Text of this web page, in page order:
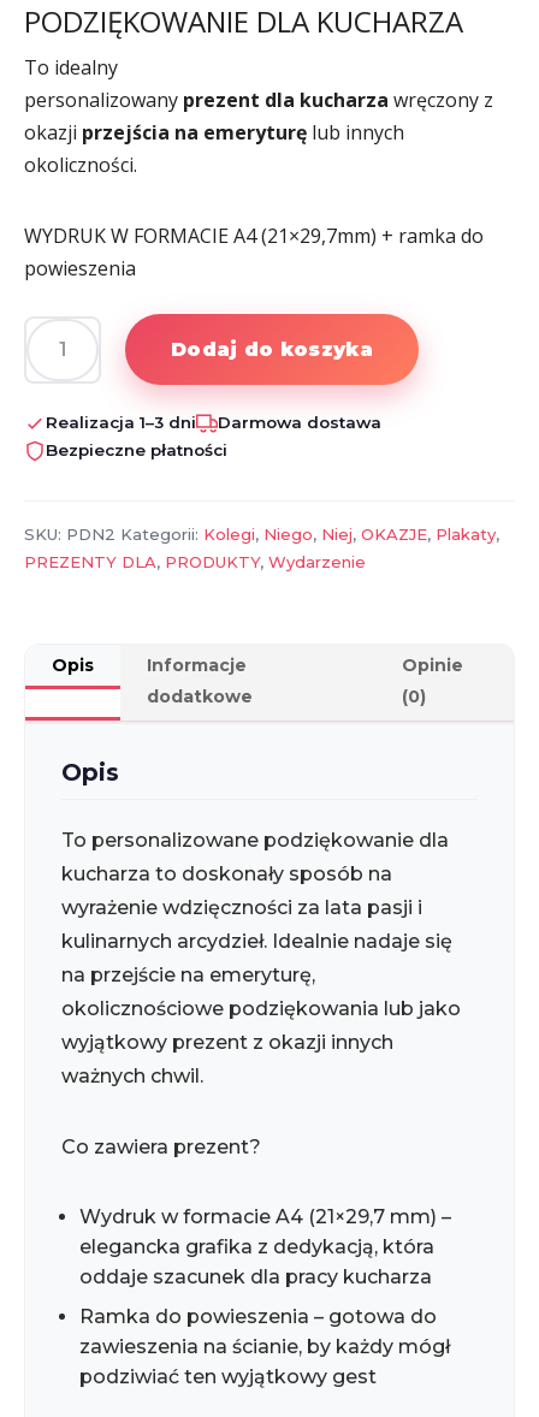
PODZIĘKOWANIE DLA KUCHARZA
To idealny
personalizowany prezent dla kucharza wręczony z
okazji przejścia na emeryturę lub innych
okoliczności.
WYDRUK W FORMACIE A4 (21×29,7mm) + ramka do
powieszenia
ilość
PODZIĘKOWANIE
DLA
KUCHARZA
Dodaj do koszyka
Realizacja 1–3 dni
Darmowa dostawa
Bezpieczne płatności
SKU: PDN2 Kategorii: Kolegi, Niego, Niej, OKAZJE, Plakaty,
PREZENTY DLA, PRODUKTY, Wydarzenie
Opis
Informacje
dodatkowe
Opinie
(0)
Opis
To personalizowane podziękowanie dla
kucharza to doskonały sposób na
wyrażenie wdzięczności za lata pasji i
kulinarnych arcydzieł. Idealnie nadaje się
na przejście na emeryturę,
okolicznościowe podziękowania lub jako
wyjątkowy prezent z okazji innych
ważnych chwil.
Co zawiera prezent?
Wydruk w formacie A4 (21×29,7 mm) –
elegancka grafika z dedykacją, która
oddaje szacunek dla pracy kucharza
Ramka do powieszenia – gotowa do
zawieszenia na ścianie, by każdy mógł
podziwiać ten wyjątkowy gest